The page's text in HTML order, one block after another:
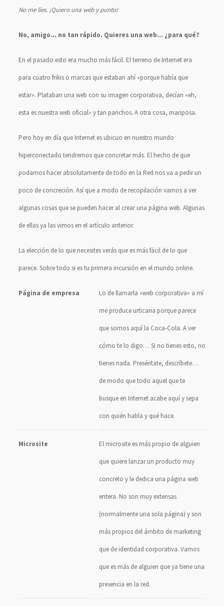
No me líes. ¡Quiero una web y punto!
No, amigo… no tan rápido. Quieres una web… ¿para qué?
En el pasado esto era mucho más fácil. El terreno de Internet era
para cuatro frikis o marcas que estaban ahí «porque había que
estar». Plataban una web con su imagen corporativa, decían «eh,
esta es nuestra web oficial» y tan panchos. A otra cosa, mariposa.
Pero hoy en día que Internet es ubicuo en nuestro mundo
hiperconectado tendremos que concretar más. El hecho de que
podamos hacer absolutamente de todo en la Red nos va a pedir un
poco de concreción. Así que a modo de recopilación vamos a ver
algunas cosas que se pueden hacer al crear una página web. Algunas
de ellas ya las vimos en el artículo anterior.
La elección de lo que necesites verás que es más fácil de lo que
parece. Sobre todo si es tu primera incursión en el mundo online.
Página de empresa Lo de llamarla «web corporativa» a mí
me produce urticaria porque parece
que somos aquí la Coca-Cola. A ver
cómo te lo digo… Si no tienes esto, no
tienes nada. Preséntate, descríbete…
de modo que todo aquel que te
busque en Internet acabe aquí y sepa
con quién habla y qué hace.
Microsite El microsite es más propio de alguien
que quiere lanzar un producto muy
concreto y le dedica una página web
entera. No son muy extensas
(normalmente una sola página) y son
más propios del ámbito de marketing
que de identidad corporativa. Vamos
que es más de alguien que ya tiene una
presencia en la red.